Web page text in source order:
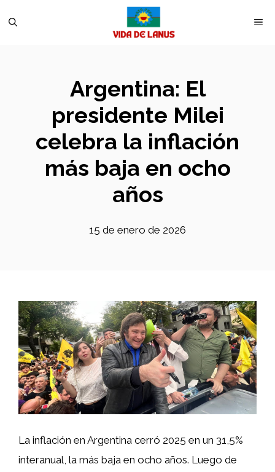
Argentina: El
presidente Milei
celebra la inflación
más baja en ocho
años
15 de enero de 2026
La inflación en Argentina cerró 2025 en un 31,5%
interanual, la más baja en ocho años. Luego de